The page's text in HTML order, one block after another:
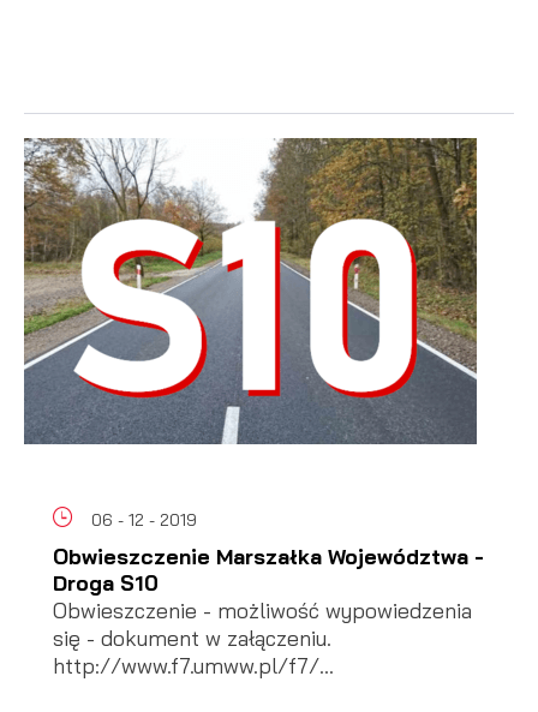
06 - 12 - 2019
Obwieszczenie Marszałka Województwa -
Droga S10
Obwieszczenie - możliwość wypowiedzenia
się - dokument w załączeniu.
http://www.f7.umww.pl/f7/...
pośredników prezentujących nasze treści w postaci
wiadomości, ofert, komunikatów mediów społecznościowych.